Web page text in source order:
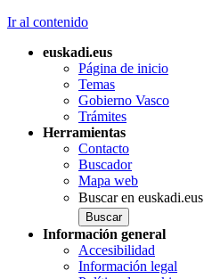
Ir al contenido
euskadi.eus
Página de inicio
Temas
Gobierno Vasco
Trámites
Herramientas
Contacto
Buscador
Mapa web
Buscar en euskadi.eus
Información general
Accesibilidad
Información legal